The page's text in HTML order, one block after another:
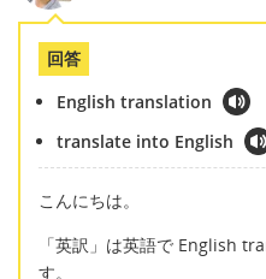
回答
English translation
translate into English
こんにちは。
「英訳」は英語で English
す。